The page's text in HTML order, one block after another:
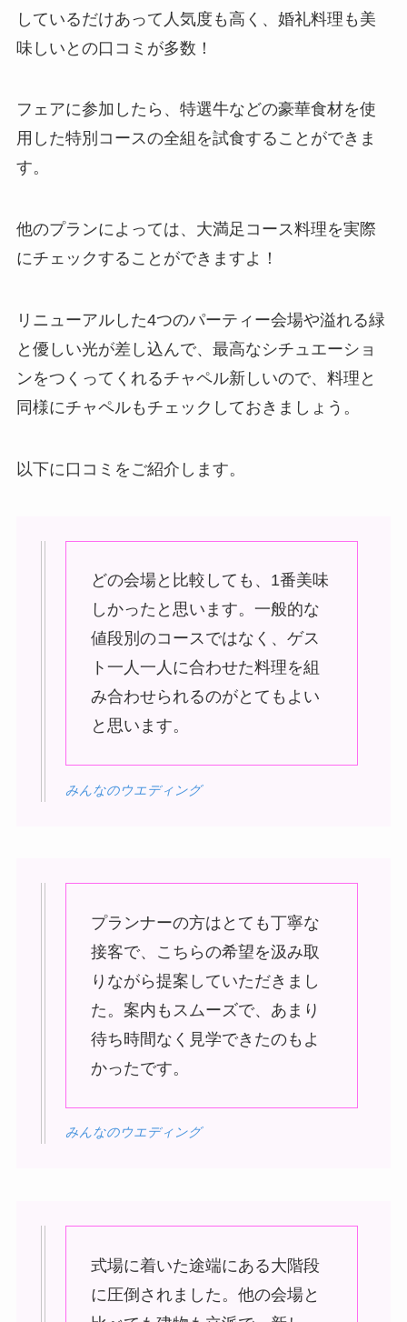
しているだけあって人気度も高く、婚礼料理も美
味しいとの口コミが多数！
フェアに参加したら、特選牛などの豪華食材を使
用した特別コースの全組を試食することができま
す。
他のプランによっては、大満足コース料理を実際
にチェックすることができますよ！
リニューアルした4つのパーティー会場や溢れる緑
と優しい光が差し込んで、最高なシチュエーショ
ンをつくってくれるチャペル新しいので、料理と
同様にチャペルもチェックしておきましょう。
以下に口コミをご紹介します。
どの会場と比較しても、1番美味
しかったと思います。一般的な
値段別のコースではなく、ゲス
ト一人一人に合わせた料理を組
み合わせられるのがとてもよい
と思います。
みんなのウエディング
プランナーの方はとても丁寧な
接客で、こちらの希望を汲み取
りながら提案していただきまし
た。案内もスムーズで、あまり
待ち時間なく見学できたのもよ
かったです。
みんなのウエディング
式場に着いた途端にある大階段
に圧倒されました。他の会場と